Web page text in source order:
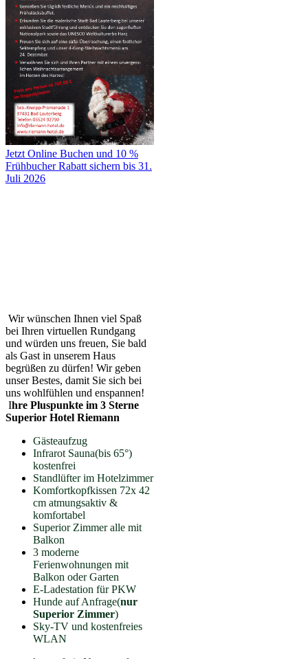
Jetzt Online Buchen und 10 %
Frühbucher Rabatt sichern bis 31.
Juli 2026
Wir wünschen Ihnen viel Spaß
bei Ihren virtuellen Rundgang
und würden uns freuen, Sie bald
als Gast in unserem Haus
begrüßen zu dürfen! Wir geben
unser Bestes, damit Sie sich bei
uns wohlfühlen und enspannen!
Ihre Pluspunkte im 3 Sterne
Superior Hotel Riemann
Gästeaufzug
Infrarot Sauna(bis 65°)
kostenfrei
Standlüfter im Hotelzimmer
Komfortkopfkissen 72x 42
cm atmungsaktiv &
komfortabel
Superior Zimmer alle mit
Balkon
3 moderne
Ferienwohnungen mit
Balkon oder Garten
E-Ladestation für PKW
Hunde auf Anfrage(nur
Superior Zimmer)
Sky-TV und kostenfreies
WLAN